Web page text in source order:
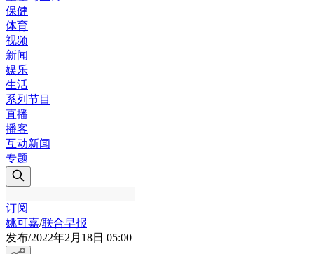
保健
体育
视频
新闻
娱乐
生活
系列节目
直播
播客
互动新闻
专题
订阅
姚可嘉/联合早报
发布/2022年2月18日 05:00